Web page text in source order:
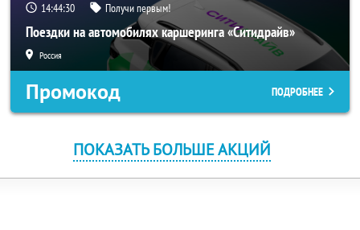
14:44:29 Получи первым!
Поездки на автомобилях каршеринга «Ситидрайв»
Россия
Промокод ПОДРОБНЕЕ
ПОКАЗАТЬ БОЛЬШЕ АКЦИЙ